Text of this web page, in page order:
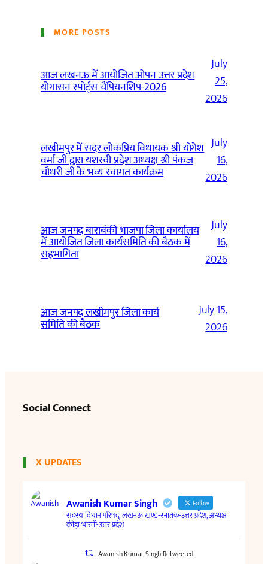
MORE POSTS
आज लखनऊ में आयोजित ओपन उत्तर प्रदेश
योगासन स्पोर्ट्स चैंपियनशिप-2026
July
25,
2026
लखीमपुर में सदर लोकप्रिय विधायक श्री योगेश
वर्मा जी द्वारा यशस्वी प्रदेश अध्यक्ष श्री पंकज
चौधरी जी के भव्य स्वागत कार्यक्रम
July
16,
2026
आज जनपद बाराबंकी भाजपा जिला कार्यालय
में आयोजित जिला कार्यसमिति की बैठक में
सहभागिता
July
16,
2026
आज जनपद लखीमपुर जिला कार्य
समिति की बैठक
July 15,
2026
Social Connect
X UPDATES